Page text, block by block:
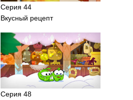
Серия 44
Вкусный рецепт
Серия 48